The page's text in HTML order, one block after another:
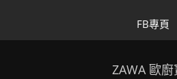
FB專頁
ZAWA 歐廚